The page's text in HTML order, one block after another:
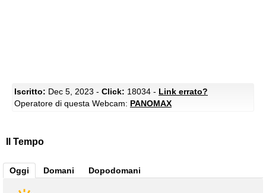
Iscritto: Dec 5, 2023 - Click: 18034 - Link errato?
Operatore di questa Webcam: PANOMAX
Il Tempo
Oggi Domani Dopodomani